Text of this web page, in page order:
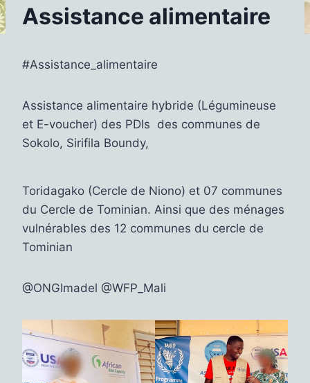
Assistance alimentaire
#Assistance_alimentaire
Assistance alimentaire hybride (Légumineuse
et E-voucher) des PDIs des communes de
Sokolo, Sirifila Boundy,
saljofa.com villapalmeraie.com
ribstol elan
tomnanclachwindfarm.co.uk
wiener-
bronzen.com
tomnanclachwindfarm.co.uk
elan
Toridagako (Cercle de Niono) et 07 communes
du Cercle de Tominian. Ainsi que des ménages
vulnérables des 12 communes du cercle de
Tominian
@ONGImadel @WFP_Mali